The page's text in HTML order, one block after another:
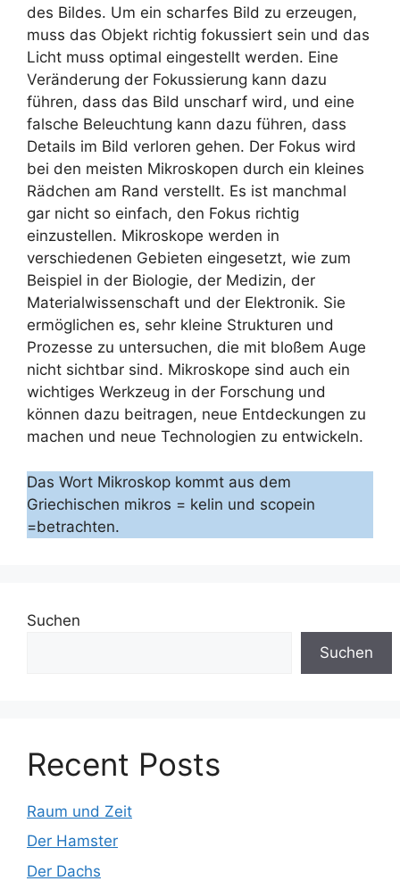
des Bildes. Um ein scharfes Bild zu erzeugen,
muss das Objekt richtig fokussiert sein und das
Licht muss optimal eingestellt werden. Eine
Veränderung der Fokussierung kann dazu
führen, dass das Bild unscharf wird, und eine
falsche Beleuchtung kann dazu führen, dass
Details im Bild verloren gehen. Der Fokus wird
bei den meisten Mikroskopen durch ein kleines
Rädchen am Rand verstellt. Es ist manchmal
gar nicht so einfach, den Fokus richtig
einzustellen. Mikroskope werden in
verschiedenen Gebieten eingesetzt, wie zum
Beispiel in der Biologie, der Medizin, der
Materialwissenschaft und der Elektronik. Sie
ermöglichen es, sehr kleine Strukturen und
Prozesse zu untersuchen, die mit bloßem Auge
nicht sichtbar sind. Mikroskope sind auch ein
wichtiges Werkzeug in der Forschung und
können dazu beitragen, neue Entdeckungen zu
machen und neue Technologien zu entwickeln.
Das Wort Mikroskop kommt aus dem
Griechischen mikros = kelin und scopein
=betrachten.
Suchen
Suchen
Recent Posts
Raum und Zeit
Der Hamster
Der Dachs